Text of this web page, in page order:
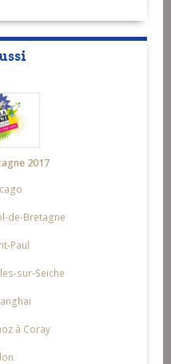
2017
de-Bretagne
Paul
sur-Seiche
à Coray